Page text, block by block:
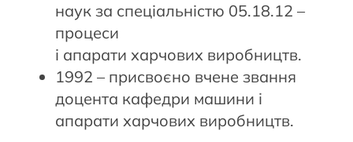
наук за спеціальністю 05.18.12 –
процеси
і апарати харчових виробництв.
1992 – присвоєно вчене звання
доцента кафедри машини і
апарати харчових виробництв.